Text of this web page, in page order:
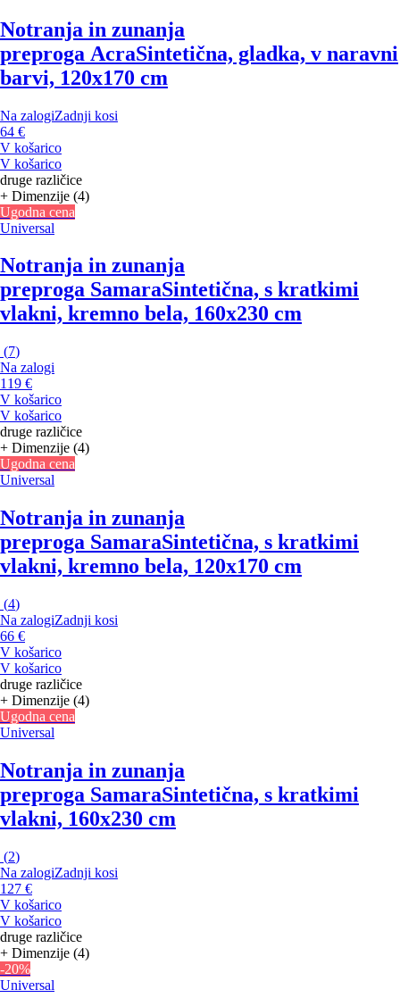
Notranja in zunanja
preproga AcraSintetična, gladka, v naravni
barvi, 120x170 cm
Na zalogiZadnji kosi
64 €
V košarico
V košarico
druge različice
+ Dimenzije (4)
Ugodna cena
Universal
Notranja in zunanja
preproga SamaraSintetična, s kratkimi
vlakni, kremno bela, 160x230 cm
(7)
Na zalogi
119 €
V košarico
V košarico
druge različice
+ Dimenzije (4)
Ugodna cena
Universal
Notranja in zunanja
preproga SamaraSintetična, s kratkimi
vlakni, kremno bela, 120x170 cm
(4)
Na zalogiZadnji kosi
66 €
V košarico
V košarico
druge različice
+ Dimenzije (4)
Ugodna cena
Universal
Notranja in zunanja
preproga SamaraSintetična, s kratkimi
vlakni, 160x230 cm
(2)
Na zalogiZadnji kosi
127 €
V košarico
V košarico
druge različice
+ Dimenzije (4)
-20%
Universal